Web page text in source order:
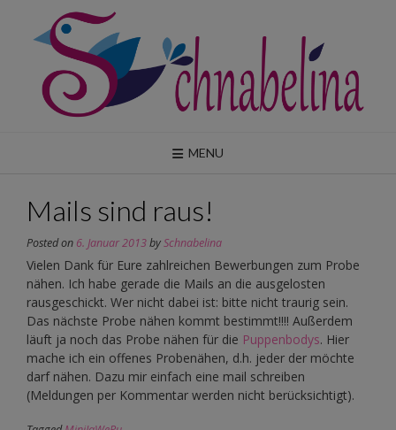
content
MENU
Mails sind raus!
Posted on 6. Januar 2013bySchnabelina
Vielen Dank für Eure zahlreichen Bewerbungen zum Probe
nähen. Ich habe gerade die Mails an die ausgelosten
rausgeschickt. Wer nicht dabei ist: bitte nicht traurig sein.
Das nächste Probe nähen kommt bestimmt!!!! Außerdem
läuft ja noch das Probe nähen für die Puppenbodys. Hier
mache ich ein offenes Probenähen, d.h. jeder der möchte
darf nähen. Dazu mir einfach eine mail schreiben
(Meldungen per Kommentar werden nicht berücksichtigt).